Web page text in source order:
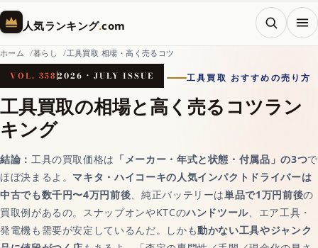
人気ランキング.com
メニ
ホーム
対話AIの記事一覧
AIチャットおすすめ
ホーム 暮らし 工具買取 相場・高く売るコツ
VOL. 358 2026 · JULY ISSUE 工具買取 おすすめの売り方
工具買取の相場と高く売るコツラン
キング
結論： 工具の買取価格は 「メーカー・年式と状態・付属品」の3つで
ほぼ決まるよ。 マキタ・ハイコーキの人気インパクトドライバーは
中古でも数千円〜4万円前後、純正バッテリーは単品で1万円前後の
買取例があるの。スナップオンやKTCのハンドツール、エア工具・
発電機も需要が安定しているんだ。しかも動かない工具やジャンク